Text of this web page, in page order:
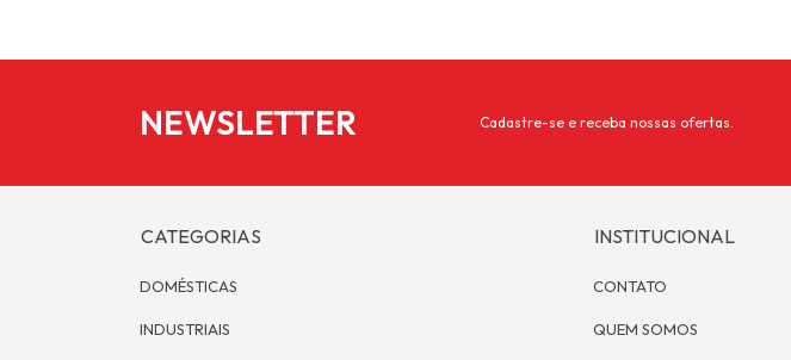
NEWSLETTER Cadastre-se e receba nossas ofertas.
CATEGORIAS
DOMÉSTICAS
INDUSTRIAIS
INSTITUCIONAL
CONTATO
QUEM SOMOS